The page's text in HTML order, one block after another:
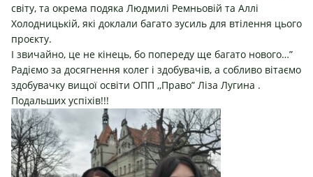
світу, та окрема подяка Людмилі Ремньовій та Аллі
Холодницькій, які доклали багато зусиль для втілення цього
проєкту.
І звичайно, це не кінець, бо попереду ще багато нового…”
Радіємо за досягнення колег і здобувачів, а собливо вітаємо
здобувачку вищої освіти ОПП ,,Право” Ліза Лугина .
Подальших успіхів!!!